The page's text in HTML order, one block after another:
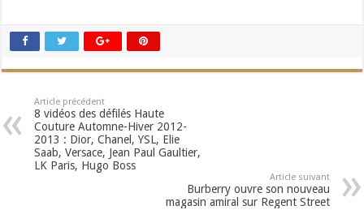
Article précédent
8 vidéos des défilés Haute
Couture Automne-Hiver 2012-
2013 : Dior, Chanel, YSL, Elie
Saab, Versace, Jean Paul Gaultier,
LK Paris, Hugo Boss
Article suivant
Burberry ouvre son nouveau
magasin amiral sur Regent Street